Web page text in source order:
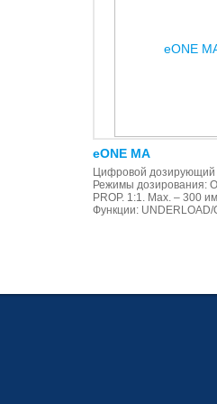
eONE MA
Цифровой дозирующий
Режимы дозирования:
PROP. 1:1. Max. – 300
Функции: UNDERLOAD/